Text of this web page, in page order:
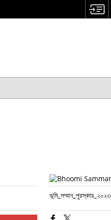
ভূমি_সম্মান_পুরস্কার_২০২৩